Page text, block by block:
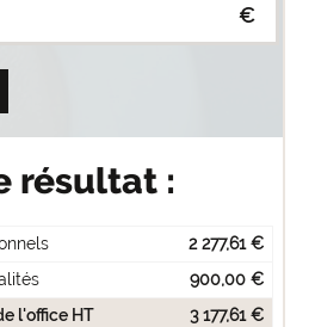
€
résultat :
2 277,61 €
900,00 €
l'office HT
3 177,61 €